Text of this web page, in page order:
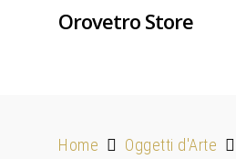
Orovetro Store
Home Oggetti d'Arte